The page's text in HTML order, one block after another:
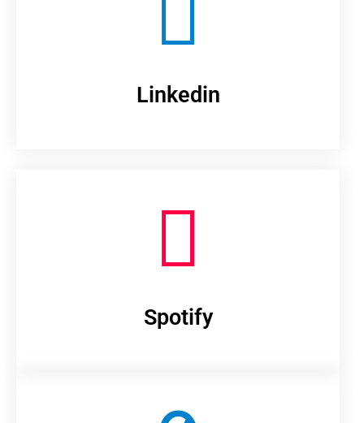
Linkedin
Spotify